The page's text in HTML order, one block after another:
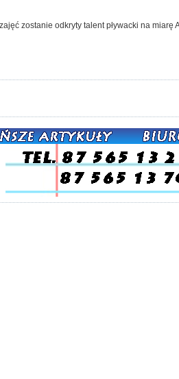
zostanie odkryty talent pływacki na miarę